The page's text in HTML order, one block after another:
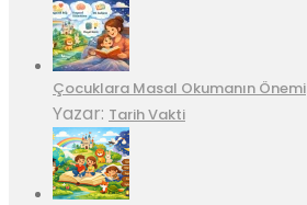
Çocuklara Masal Okumanın Önemi
Yazar: Tarih Vakti